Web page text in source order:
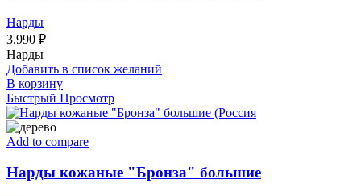
Нарды
3.990 ₽
Нарды
Добавить в список желаний
В корзину
Быстрый Просмотр
Add to compare
Нарды кожаные "Бронза" большие